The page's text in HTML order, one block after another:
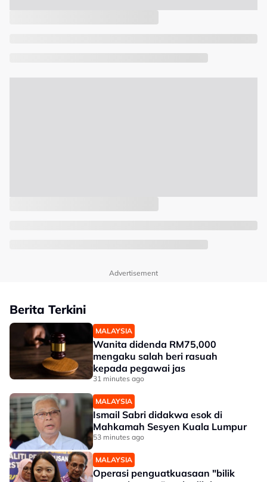
Advertisement
Berita Terkini
MALAYSIA
Wanita didenda RM75,000
mengaku salah beri rasuah
kepada pegawai jas
31 minutes ago
MALAYSIA
Ismail Sabri didakwa esok di
Mahkamah Sesyen Kuala Lumpur
53 minutes ago
MALAYSIA
Operasi penguatkuasaan "bilik